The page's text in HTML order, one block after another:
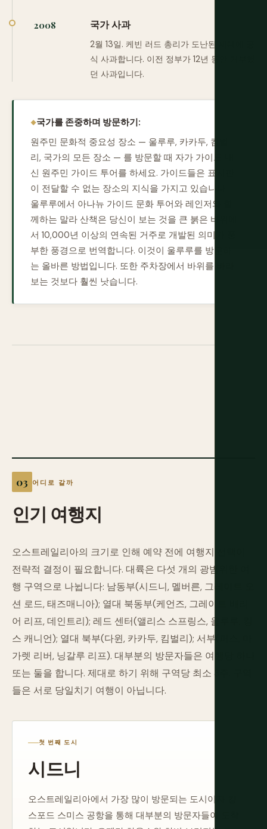
2008 국가 사과
2월 13일. 케빈 러드 총리가 도난된 세대에 공
식 사과합니다. 이전 정부가 12년 동안 거부했
던 사과입니다.
국가를 존중하며 방문하기:
원주민 문화적 중요성 장소 — 울루루, 카카두, 킴벌
리, 국가의 모든 장소 — 를 방문할 때 자가 가이드 대
신 원주민 가이드 투어를 하세요. 가이드들은 표지판
이 전달할 수 없는 장소의 지식을 가지고 있습니다.
울루루에서 아나뉴 가이드 문화 투어와 레인저와 함
께하는 말라 산책은 당신이 보는 것을 큰 붉은 바위에
서 10,000년 이상의 연속된 거주로 개발된 의미가 풍
부한 풍경으로 번역합니다. 이것이 울루루를 방문하
는 올바른 방법입니다. 또한 주차장에서 바위를 바라
보는 것보다 훨씬 낫습니다.
어디로 갈까
인기 여행지
오스트레일리아의 크기로 인해 예약 전에 여행지 선택이
전략적 결정이 필요합니다. 대륙은 다섯 개의 광범위한 여
행 구역으로 나뉩니다: 남동부(시드니, 멜버른, 그레이트 오
션 로드, 태즈매니아); 열대 북동부(케언즈, 그레이트 배리
어 리프, 데인트리); 레드 센터(앨리스 스프링스, 울루루, 킹
스 캐니언); 열대 북부(다윈, 카카두, 킴벌리); 서부(퍼스, 마
가렛 리버, 닝갈루 리프). 대부분의 방문자들은 여행당 하나
또는 둘을 합니다. 제대로 하기 위해 구역당 최소 3주. 구역
들은 서로 당일치기 여행이 아닙니다.
첫 번째 도시
시드니
오스트레일리아에서 가장 많이 방문되는 도시이자 킹
스포드 스미스 공항을 통해 대부분의 방문자들이 도착